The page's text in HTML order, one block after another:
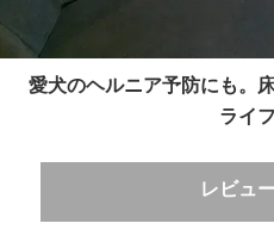
愛犬のヘルニア予防にも。
ライ
レビュ